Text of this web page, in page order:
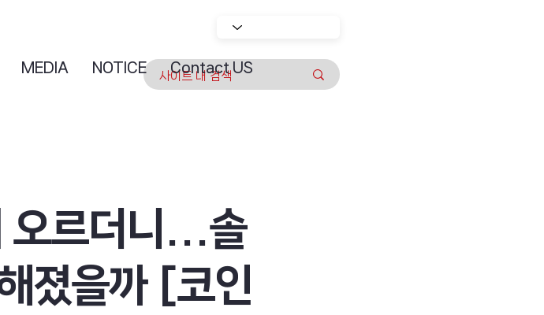
MEDIA NOTICE Contact US
르더니...솔
졌을까 [코인